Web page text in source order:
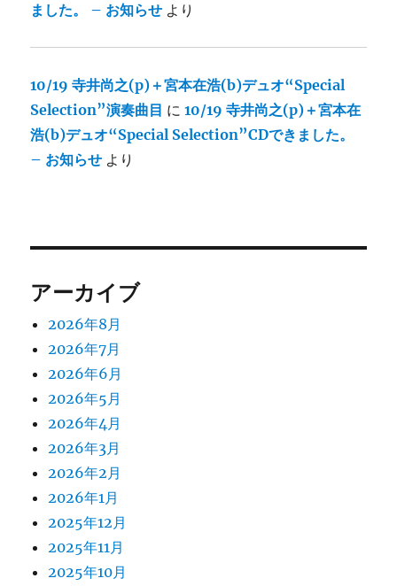
ました。 – お知らせ より
10/19 寺井尚之(p)＋宮本在浩(b)デュオ“Special
Selection”演奏曲目 に10/19 寺井尚之(p)＋宮本在
浩(b)デュオ“Special Selection”CDできました。
– お知らせ より
アーカイブ
2026年8月
2026年7月
2026年6月
2026年5月
2026年4月
2026年3月
2026年2月
2026年1月
2025年12月
2025年11月
2025年10月